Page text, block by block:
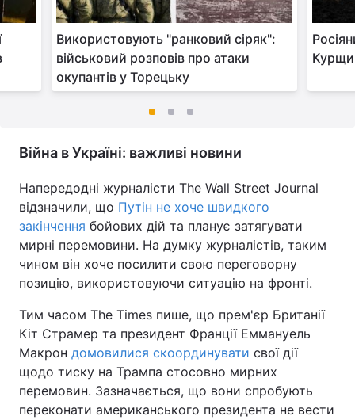
Використовують "ранковий сіряк":
військовий розповів про атаки
окупантів у Торецьку
Війна в Україні: важливі новини
Напередодні журналісти The Wall Street Journal
відзначили, що Путін не хоче швидкого
закінчення бойових дій та планує затягувати
мирні перемовини. На думку журналістів, таким
чином він хоче посилити свою переговорну
позицію, використовуючи ситуацію на фронті.
Тим часом The Times пише, що прем'єр Британії
Кіт Страмер та президент Франції Еммануель
Макрон домовилися скоординувати свої дії
щодо тиску на Трампа стосовно мирних
перемовин. Зазначається, що вони спробують
переконати американського президента не вести